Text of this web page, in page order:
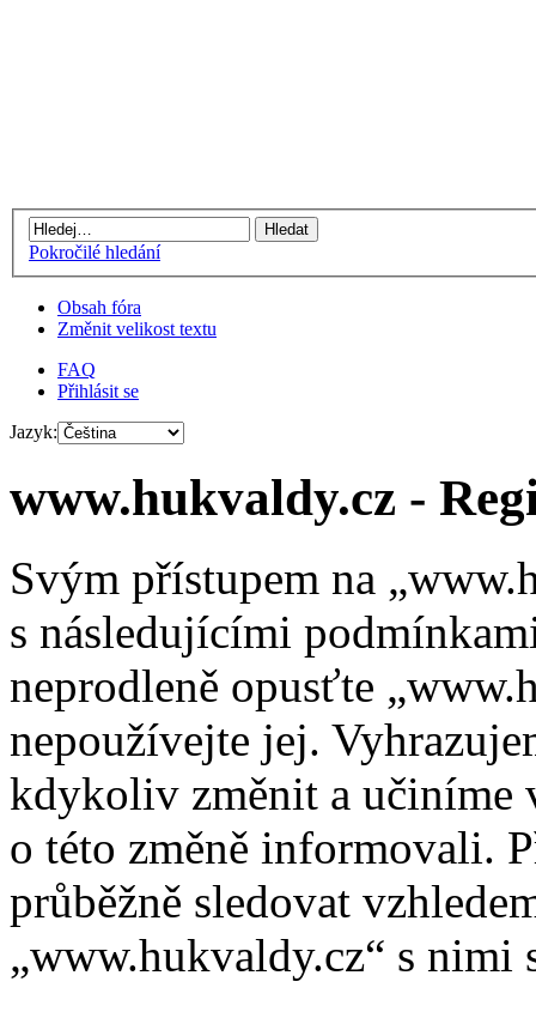
Pokročilé hledání
Obsah fóra
Změnit velikost textu
FAQ
Přihlásit se
Jazyk:
www.hukvaldy.cz -
Svým přístupem na
s následujícími
neprodleně opusťte
nepoužívejte jej.
kdykoliv změnit a učiníme
o této změně informovali.
průběžně sledovat
„www.hukvaldy.cz“ s nimi